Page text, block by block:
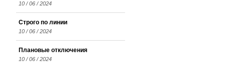
10 / 06 / 2024
Строго по линии
10 / 06 / 2024
Плановые отключения
10 / 06 / 2024